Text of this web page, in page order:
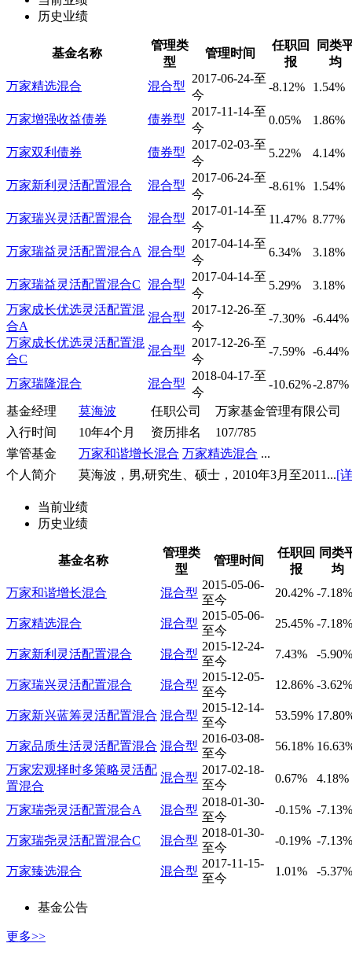
历史业绩
基金名称
管理类
型
管理时间
任职回
报
同类
均
万家精选混合
混合型
2017-06-24-至
今
-8.12% 1.54%
万家增强收益债券 债券型
2017-11-14-至
今
0.05% 1.86%
万家双利债券 债券型
2017-02-03-至
今
5.22% 4.14%
万家新利灵活配置混合 混合型
2017-06-24-至
今
-8.61% 1.54%
万家瑞兴灵活配置混合 混合型
2017-01-14-至
今
11.47% 8.77%
万家瑞益灵活配置混合A 混合型
2017-04-14-至
今
6.34% 3.18%
万家瑞益灵活配置混合C 混合型
2017-04-14-至
今
5.29%
3.18%
万家成长优选灵活配置混
合A
混合型
2017-12-26-至
今
-7.30% -6.44%
万家成长优选灵活配置混
合C
混合型
2017-12-26-至
今
-7.59% -6.44%
万家瑞隆混合 混合型
2018-04-17-至
今
-10.62%-2.87%
基金经理
莫海波 任职公司
万家基金管理有限公司
入行时间
10年4个月 资历排名
107/785
掌管基金
万家和谐增长混合 万家精选混合 ...
个人简介
莫海波，男,研究生、硕士，2010年3月至2011...[
当前业绩
历史业绩
基金名称
管理类
型
管理时间
任职回
报
同类
均
万家和谐增长混合
混合型
2015-05-06-
至今
20.42% -7.18%
万家精选混合 混合型
2015-05-06-
至今
25.45% -7.18%
万家新利灵活配置混合 混合型
2015-12-24-
至今
7.43% -5.90%
万家瑞兴灵活配置混合 混合型
2015-12-05-
至今
12.86% -3.62%
万家新兴蓝筹灵活配置混合 混合型
2015-12-14-
至今
53.59%
万家品质生活灵活配置混合 混合型
2016-03-08-
至今
56.18%
万家宏观择时多策略灵活配
置混合
混合型
2017-02-18-
至今
0.67% 4.18%
万家瑞尧灵活配置混合A 混合型
2018-01-30-
至今
-0.15% -7.13%
万家瑞尧灵活配置混合C 混合型
2018-01-30-
至今
-0.19% -7.13%
万家臻选混合 混合型
2017-11-15-
至今
1.01% -5.37%
基金公告
更多>>